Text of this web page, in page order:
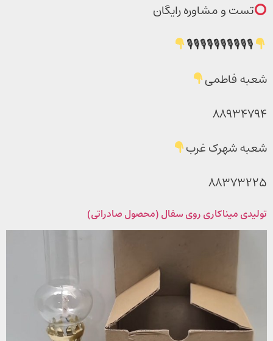
تست و مشاوره رایگان
🎙🎙🎙🎙🎙🎙🎙🎙🎙🎙
شعبه فاطمی
۸۸۹۳۴۷۹۴
شعبه شهرک غرب
۸۸۳۷۳۲۲۵
تولیدی میناکاری روی سفال (محصول صادراتی)